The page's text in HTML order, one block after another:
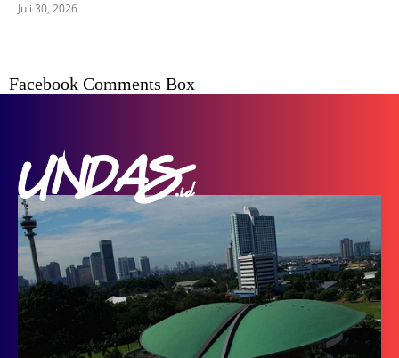
Juli 30, 2026
Facebook Comments Box